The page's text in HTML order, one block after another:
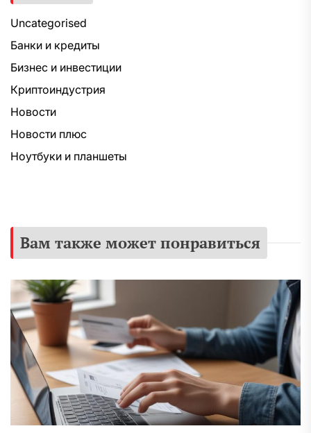
Uncategorised
Банки и кредиты
Бизнес и инвестиции
Криптоиндустрия
Новости
Новости плюс
Ноутбуки и планшеты
Вам также может понравиться